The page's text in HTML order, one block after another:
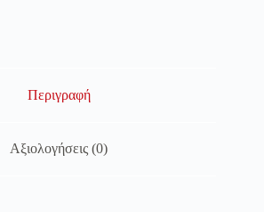
Περιγραφή
Αξιολογήσεις (0)